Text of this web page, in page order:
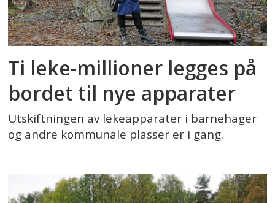
Ti leke-millioner legges på
bordet til nye apparater
Utskiftningen av lekeapparater i barnehager
og andre kommunale plasser er i gang.